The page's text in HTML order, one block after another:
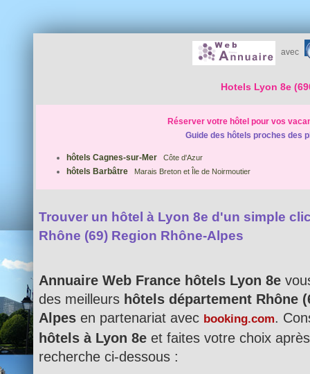
avec
Hotels Lyon 8e
Réserver votre hôtel pour vos
Guide des hôtels proches des
hôtels Cagnes-sur-Mer Côte d'Azur
hôtels Barbâtre Marais Breton et Île de Noirmoutier
Trouver un hôtel à Lyon 8e d'un simple
Rhône (69) Region Rhône-Alpes
Annuaire Web France hôtels Lyon 8e
des meilleurs hôtels département Rhône
Alpes en partenariat avec booking.com.
hôtels à Lyon 8e et faites votre choix
recherche ci-dessous :